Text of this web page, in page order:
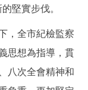
視頻北京
日本語
堅實步伐。
，全市紀檢監察
思想為指導，貫
八次全會精神和